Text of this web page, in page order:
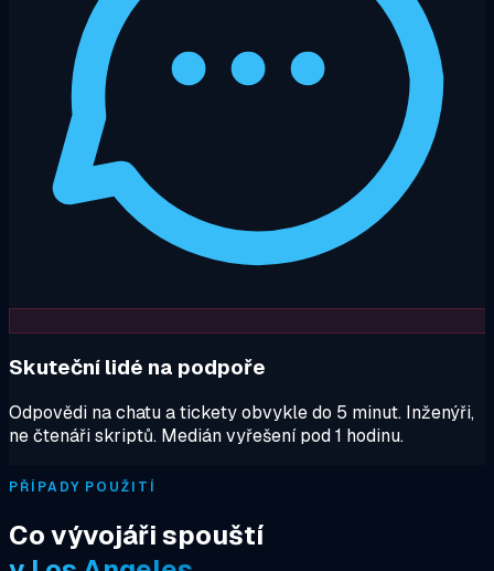
Skuteční lidé na podpoře
Odpovědi na chatu a tickety obvykle do 5 minut. Inženýři,
ne čtenáři skriptů. Medián vyřešení pod 1 hodinu.
PŘÍPADY POUŽITÍ
Co vývojáři spouští